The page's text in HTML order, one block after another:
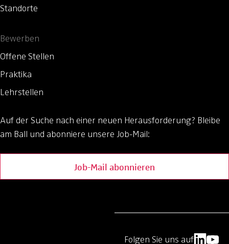
Standorte
Bewerben
Offene Stellen
Praktika
Lehrstellen
Auf der Suche nach einer neuen Herausforderung? Bleibe
am Ball und abonniere unsere Job-Mail:
Job-Mail abonnieren
Folgen Sie uns auf